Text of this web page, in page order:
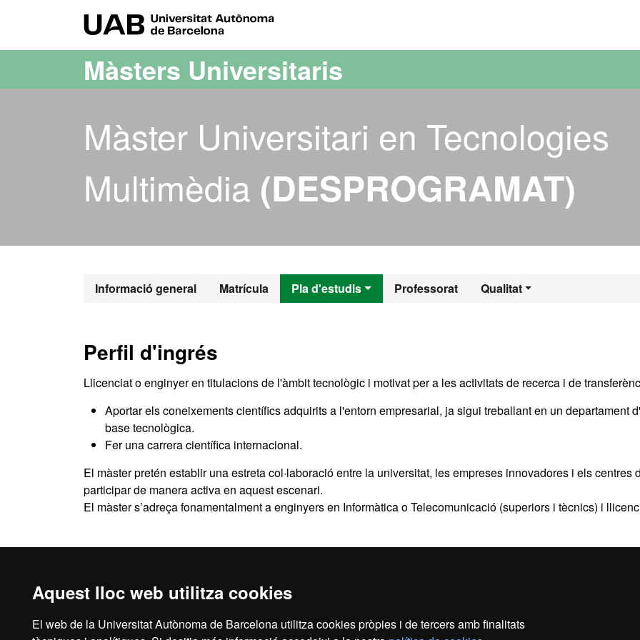
Aquest lloc web utilitza cookies
El web de la Universitat Autònoma de Barcelona utilitza cookies pròpies i de tercers amb finalitats
Màsters Universitaris
Màster Universitari en Tecnologies
Multimèdia (DESPROGRAMAT)
Informació general Matrícula Pla d'estudis Professorat Qualitat
Màster Oficial - Tecnologies
Perfil d'ingrés
Llicenciat o enginyer en titulacions de l'àmbit tecnològic i motivat per a les activitats de recerca i de
Aportar els coneixements científics adquirits a l'entorn empresarial, ja sigui treballant en un departament
base tecnològica.
Fer una carrera científica internacional.
El màster pretén establir una estreta col·laboració entre la universitat, les empreses innovadores i els centres
participar de manera activa en aquest escenari.
El màster s’adreça fonamentalment a enginyers en Informàtica o Telecomunicació (superiors i tècnics) i